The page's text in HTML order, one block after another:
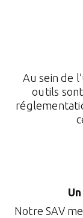
Au sein de
outils
Notre SAV